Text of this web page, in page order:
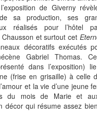
de Giverny
sa production, ses
réalisés pour l’hôtel
Chausson et surtout cet
décoratifs exécutés
Gabriel Thomas.
dans l’exposition)
(frise en grisaille) à celle
et la vie d’une jeune
du mois de Marie et
décor qui résume assez